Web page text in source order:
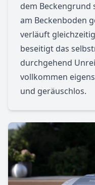
dem Beckengrund
am Beckenboden
verläuft
beseitigt das
durchgehend
vollkommen
und geräuschlos.